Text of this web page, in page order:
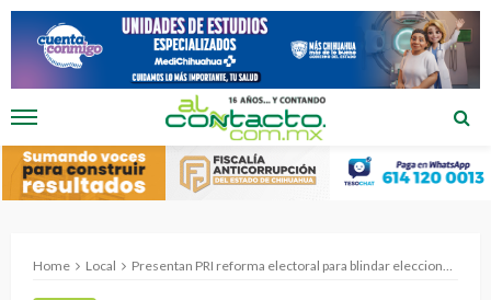
Home Local Presentan PRI reforma electoral para blindar elecciones contra injerencia federal y manipulación de paquetes.